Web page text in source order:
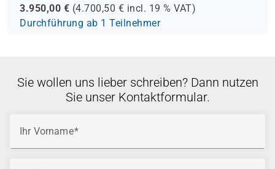
3.950,00 € (4.700,50 € incl. 19 % VAT)
Durchführung ab 1 Teilnehmer
Sie wollen uns lieber schreiben? Dann nutzen
Sie unser Kontaktformular.
Ihr Vorname